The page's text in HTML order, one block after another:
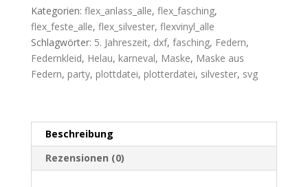
Federn"
SVG+DXF
Menge
Kategorien: flex_anlass_alle, flex_fasching,
flex_feste_alle, flex_silvester, flexvinyl_alle
Schlagwörter: 5. Jahreszeit, dxf, fasching, Federn,
Federnkleid, Helau, karneval, Maske, Maske aus
Federn, party, plottdatei, plotterdatei, silvester, svg
Beschreibung
Rezensionen (0)